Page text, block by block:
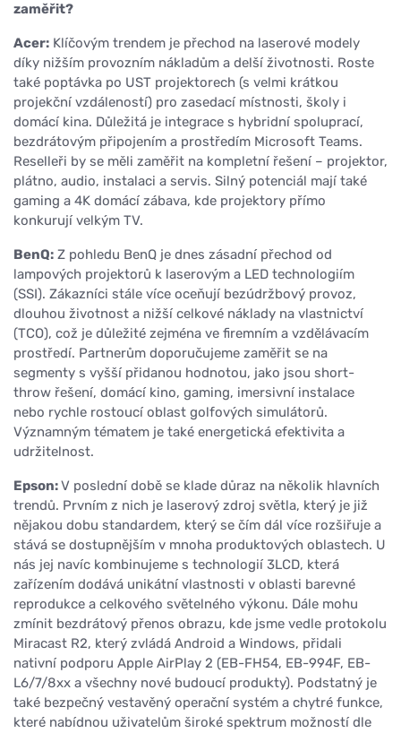
zaměřit?
Acer: Klíčovým trendem je přechod na laserové modely
díky nižším provozním nákladům a delší životnosti. Roste
také poptávka po UST projektorech (s velmi krátkou
projekční vzdáleností) pro zasedací místnosti, školy i
domácí kina. Důležitá je integrace s hybridní spoluprací,
bezdrátovým připojením a prostředím Microsoft Teams.
Reselleři by se měli zaměřit na kompletní řešení – projektor,
plátno, audio, instalaci a servis. Silný potenciál mají také
gaming a 4K domácí zábava, kde projektory přímo
konkurují velkým TV.
BenQ: Z pohledu BenQ je dnes zásadní přechod od
lampových projektorů k laserovým a LED technologiím
(SSI). Zákazníci stále více oceňují bezúdržbový provoz,
dlouhou životnost a nižší celkové náklady na vlastnictví
(TCO), což je důležité zejména ve firemním a vzdělávacím
prostředí. Partnerům doporučujeme zaměřit se na
segmenty s vyšší přidanou hodnotou, jako jsou short-
throw řešení, domácí kino, gaming, imersivní instalace
nebo rychle rostoucí oblast golfových simulátorů.
Významným tématem je také energetická efektivita a
udržitelnost.
Epson:V poslední době se klade důraz na několik hlavních
trendů. Prvním z nich je laserový zdroj světla, který je již
nějakou dobu standardem, který se čím dál více rozšiřuje a
stává se dostupnějším v mnoha produktových oblastech. U
nás jej navíc kombinujeme s technologií 3LCD, která
zařízením dodává unikátní vlastnosti v oblasti barevné
reprodukce a celkového světelného výkonu. Dále mohu
zmínit bezdrátový přenos obrazu, kde jsme vedle protokolu
Miracast R2, který zvládá Android a Windows, přidali
nativní podporu Apple AirPlay 2 (EB-FH54, EB-994F, EB-
L6/7/8xx a všechny nové budoucí produkty). Podstatný je
také bezpečný vestavěný operační systém a chytré funkce,
které nabídnou uživatelům široké spektrum možností dle